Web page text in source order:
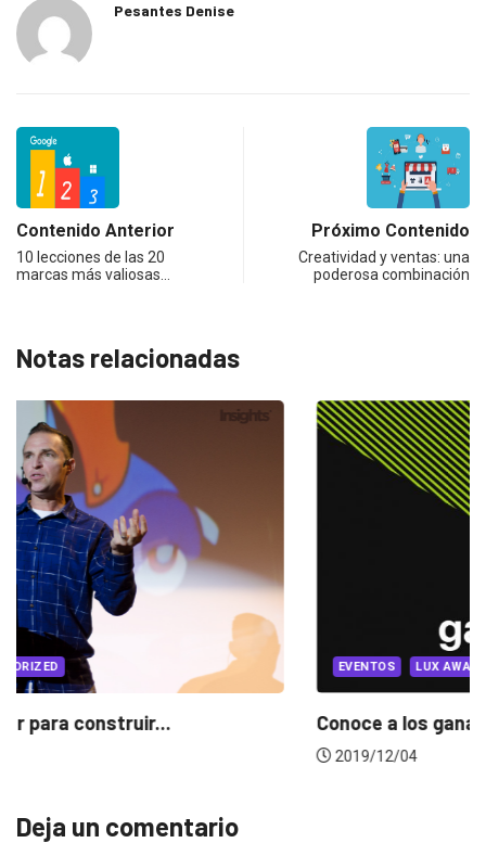
Pesantes Denise
Contenido Anterior
10 lecciones de las 20
marcas más valiosas…
Próximo Contenido
Creatividad y ventas: una
poderosa combinación
Notas relacionadas
EVENTOS
Conoce a los ganadores de Lux Awards 2019
Deja un comentario